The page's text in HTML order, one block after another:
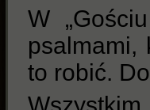
W
psalmami,
to robić.